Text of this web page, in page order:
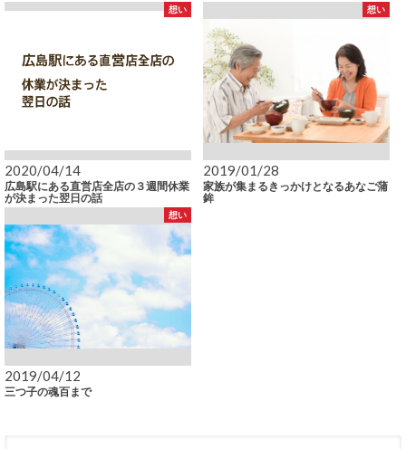
想い
2020/04/14
広島駅にある直営店全店の３週間休業
が決まった翌日の話
想い
2019/01/28
家族が集まるきっかけとなるあなご蒲
鉾
想い
2019/04/12
三つ子の魂百まで